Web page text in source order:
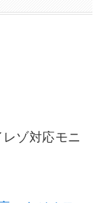
ゾ対応モニ